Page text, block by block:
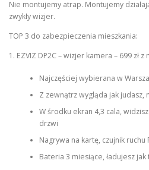
Nie montujemy atrap. Montujemy
zwykły wizjer.
TOP 3 do zabezpieczenia mieszkania:
1. EZVIZ DP2C – wizjer kamera – 699 zł z
Najczęściej wybierana w
Z zewnątrz wygląda jak judasz,
W środku ekran 4,3 cala,
drzwi
Nagrywa na kartę, czujnik ruchu
Bateria 3 miesiące, ładujesz